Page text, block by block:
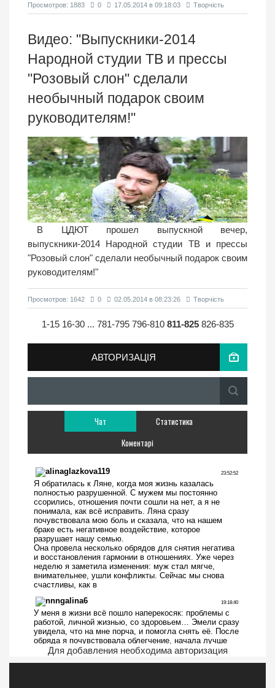
Просмотров: 1883 0 17.05.2014 в 09:18:03 Творчість
Видео: "Выпускники-2014
Народной студии ТВ и прессы
"Розовый слон" сделали
необычный подарок своим
руководителям!"
В ЦДЮТ прошел выпускной вечер,
выпускники-2014 Народной студии ТВ и прессы
"Розовый слон" сделали необычный подарок своим
руководителям!"
Просмотров: 1642 0 02.05.2014 в 08:23:26 Творчість
1-15 16-30 ... 781-795 796-810 811-825 826-835
АВТОРИЗАЦІЯ
Чат
Статистика
Коментарі
Для добавления необходима авторизация